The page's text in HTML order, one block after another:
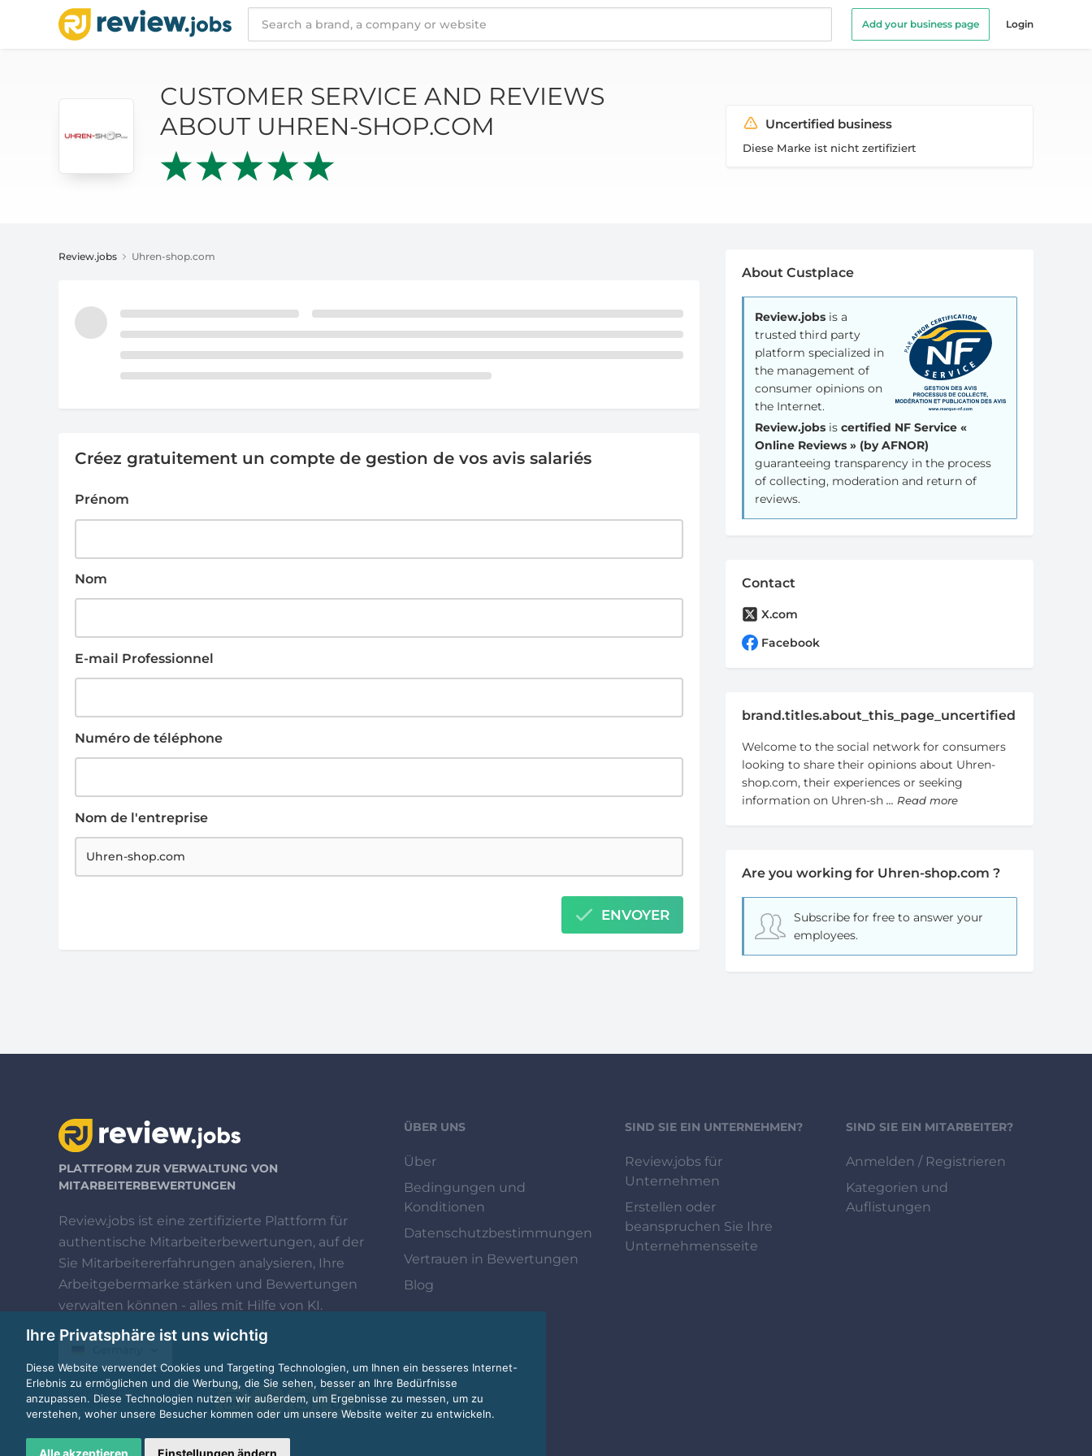
Ihre Privatsphäre ist uns wichtig
Diese Website verwendet Cookies und Targeting Technologien, um Ihnen ein besseres Internet-
Erlebnis zu ermöglichen und die Werbung, die Sie sehen, besser an Ihre Bedürfnisse
anzupassen. Diese Technologien nutzen wir außerdem, um Ergebnisse zu messen, um zu
verstehen, woher unsere Besucher kommen oder um unsere Website weiter zu entwickeln.
Alle akzeptieren Einstellungen ändern
Add your business page Login
CUSTOMER SERVICE AND REVIEWS ABOUT UHREN-SHOP.COM
CUSTOMER SERVICE AND REVIEWS
ABOUT UHREN-SHOP.COM
Uncertified business
Diese Marke ist nicht zertifiziert
Review.jobs Uhren-shop.com
Créez gratuitement un compte de gestion de vos avis salariés
Prénom
Nom
E-mail Professionnel
Numéro de téléphone
Nom de l'entreprise
ENVOYER
About Custplace
Review.jobs is a
trusted third party
platform specialized in
the management of
consumer opinions on
the Internet.
Review.jobs iscertified NF Service «
Online Reviews » (by AFNOR)
guaranteeing transparency in the process
of collecting, moderation and return of
reviews.
Contact
X.com
Facebook
brand.titles.about_this_page_uncertified
Welcome to the social network for consumers
looking to share their opinions about Uhren-
shop.com, their experiences or seeking
information on Uhren-sh ... Read more
Are you working for Uhren-shop.com ?
Subscribe for freeto answer your
employees.
PLATTFORM ZUR VERWALTUNG VON
MITARBEITERBEWERTUNGEN
Review.jobs ist eine zertifizierte Plattform für
authentische Mitarbeiterbewertungen, auf der
Sie Mitarbeitererfahrungen analysieren, Ihre
Arbeitgebermarke stärken und Bewertungen
verwalten können - alles mit Hilfe von KI.
© 2026 © Review.jobs von
Custplace
ÜBER UNS
Über
Bedingungen und
Konditionen
Datenschutzbestimmungen
Vertrauen in Bewertungen
Blog
SIND SIE EIN UNTERNEHMEN?
Review.jobs für
Unternehmen
Erstellen oder
beanspruchen Sie Ihre
Unternehmensseite
SIND SIE EIN MITARBEITER?
Anmelden / Registrieren
Kategorien und
Auflistungen